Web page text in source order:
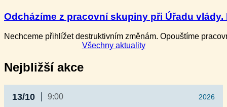
Odcházíme z pracovní skupiny při Úřadu vlády.
Nechceme přihlížet destruktivním změnám. Opouštíme
Všechny aktuality
Nejbližší akce
13/10 2026
9:00